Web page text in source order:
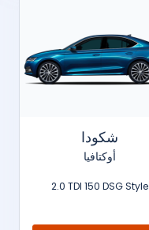
شكودا
أوكتافيا
2.0 TDI 150 DSG Style